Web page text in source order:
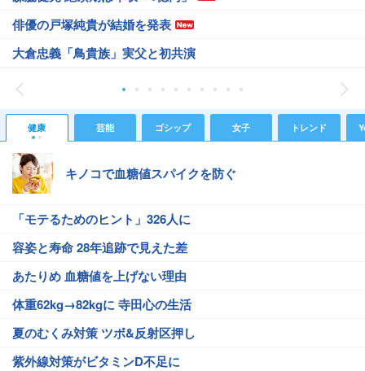
俳優の戸塚純貴が結婚を発表
大倉忠義「鳥貴族」実父と初共演
健康 芸能 ゴシップ 女子 トレンド
キノコで血糖値スパイクを防ぐ
「モテるためのヒント」326人に
容姿と寿命 28年追跡で見えた差
あたりめ 血糖値を上げない理由
体重62kg→82kgに 寺田心の生活
夏のむくみ対策 ツボ&反射区押し
紫外線対策がビタミンD不足に